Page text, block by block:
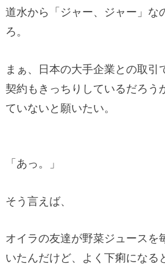
道水から「ジャー、ジャー」な
ろ。
まぁ、日本の大手企業との取引
契約もきっちりしているだろう
ていないと願いたい。
「あっ。」
そう言えば、
オイラの友達が野菜ジュースを
いたんだけど、よく下痢になる